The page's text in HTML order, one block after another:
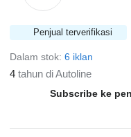
Penjual terverifikasi
Dalam stok: 6 iklan
4 tahun di Autoline
Subscribe ke